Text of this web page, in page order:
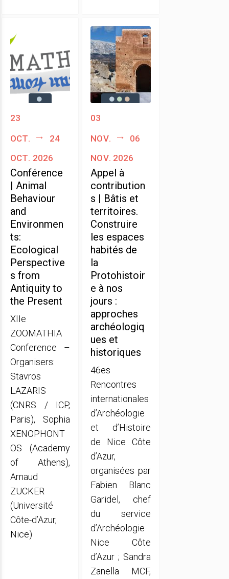
23
oct.
24
oct. 2026
Conférence
| Animal
Behaviour
and
Environmen
ts:
Ecological
Perspective
s from
Antiquity to
the Present
XIIe
ZOOMATHIA
Conference –
Organisers:
Stavros
LAZARIS
(CNRS / ICP,
Paris), Sophia
XENOPHONT
OS (Academy
of Athens),
Arnaud
ZUCKER
(Université
Côte-d’Azur,
Nice)
03
nov.
06
nov. 2026
Appel à
contribution
s | Bâtis et
territoires.
Construire
les espaces
habités de
la
Protohistoir
e à nos
jours :
approches
archéologiq
ues et
historiques
46es
Rencontres
internationales
d’Archéologie
et d’Histoire
de Nice Côte
d’Azur,
organisées par
Fabien Blanc
Garidel, chef
du service
d’Archéologie
Nice Côte
d’Azur ; Sandra
Zanella MCF,